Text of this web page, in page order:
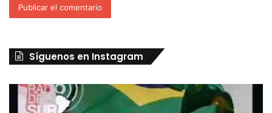
Síguenos en Instagram